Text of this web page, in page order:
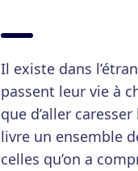
Il existe dans
passent leur vie à
que d’aller
livre un ensemble
celles qu’on a